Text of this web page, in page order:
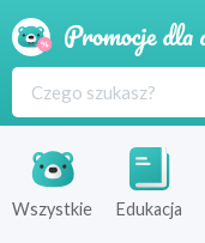
Wszystkie Edukacja